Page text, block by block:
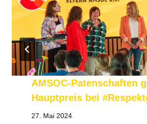
AMSOC-Patenschaften
Hauptpreis bei
27. Mai 2024